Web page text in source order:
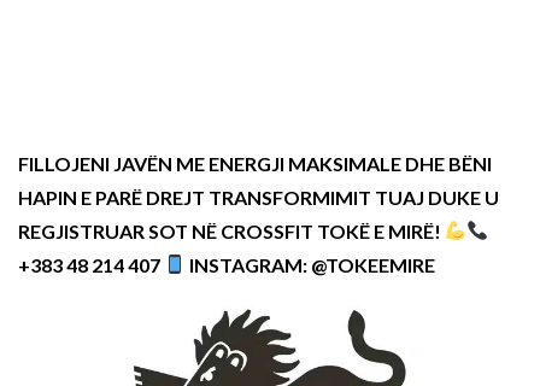
FILLOJENI JAVËN ME ENERGJI MAKSIMALE DHE BËNI
HAPIN E PARË DREJT TRANSFORMIMIT TUAJ DUKE U
REGJISTRUAR SOT NË CROSSFIT TOKË E MIRË!
+383 48 214 407
INSTAGRAM: @TOKEEMIRE